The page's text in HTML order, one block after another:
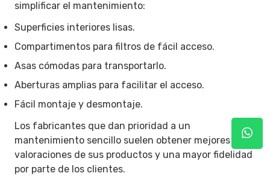
simplificar el mantenimiento:
Superficies interiores lisas.
Compartimentos para filtros de fácil acceso.
Asas cómodas para transportarlo.
Aberturas amplias para facilitar el acceso.
Fácil montaje y desmontaje.
Los fabricantes que dan prioridad a un
mantenimiento sencillo suelen obtener mejores
valoraciones de sus productos y una mayor fidelidad
por parte de los clientes.